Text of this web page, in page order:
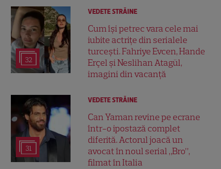
32
VEDETE STRĂINE
Cum își petrec vara cele mai
iubite actrițe din serialele
turcești. Fahriye Evcen, Hande
Erçel și Neslihan Atagül,
imagini din vacanță
31
VEDETE STRĂINE
Can Yaman revine pe ecrane
într-o ipostază complet
diferită. Actorul joacă un
avocat în noul serial „Bro”,
filmat în Italia